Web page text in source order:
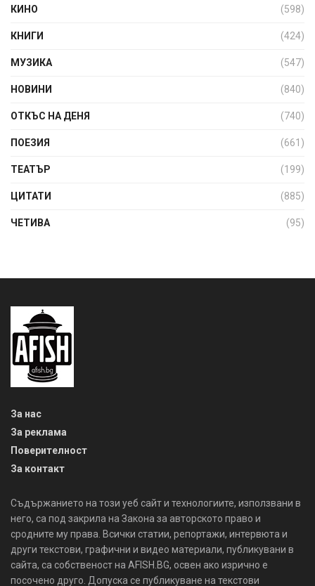
КИНО (598)
КНИГИ (424)
МУЗИКА (547)
НОВИНИ (840)
ОТКЪС НА ДЕНЯ (740)
ПОЕЗИЯ (661)
ТЕАТЪР (199)
ЦИТАТИ (885)
ЧЕТИВА (95)
За нас
За реклама
Поверителност
За контакт
Съдържанието на този уеб сайт и технологиите, използвани в
него, са под закрила на Закона за авторското право и
сродните му права. Всички статии, репортажи, интервюта и
други текстови, графични и видео материали, публикувани в
сайта, са собственост на AFISH.BG, освен ако изрично е
посочено друго. Допуска се публикуване на текстови